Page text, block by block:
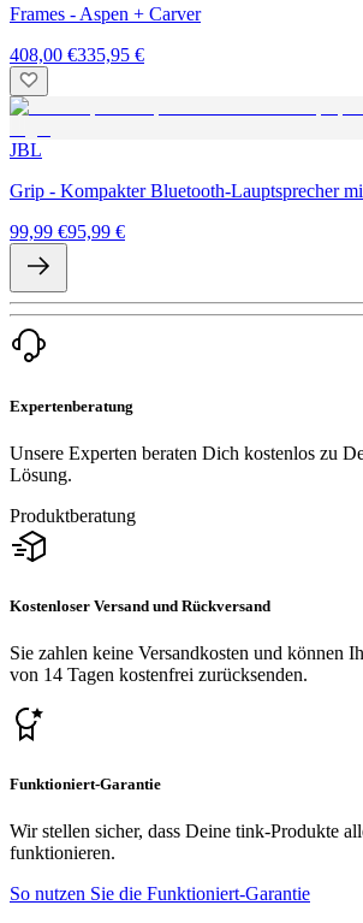
Frames - Aspen + Carver
408,00 €335,95 €
JBL
Grip - Kompakter Bluetooth-Lauptsprecher
99,99 €95,99 €
Expertenberatung
Unsere Experten beraten Dich kostenlos zu
Lösung.
Produktberatung
Kostenloser Versand und Rückversand
Sie zahlen keine Versandkosten und können
von 14 Tagen kostenfrei zurücksenden.
Funktioniert-Garantie
Wir stellen sicher, dass Deine tink-Produkte
funktionieren.
So nutzen Sie die Funktioniert-Garantie